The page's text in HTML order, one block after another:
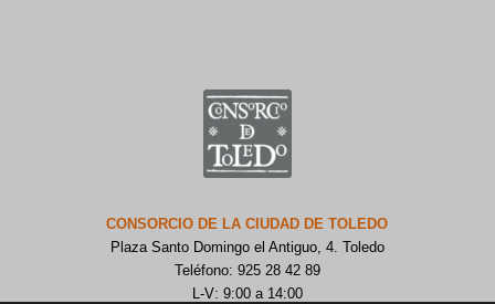
CONSORCIO DE LA CIUDAD DE TOLEDO
Plaza Santo Domingo el Antiguo, 4. Toledo
Teléfono: 925 28 42 89
L-V: 9:00 a 14:00